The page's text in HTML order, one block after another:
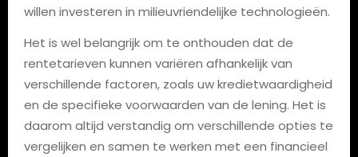
willen investeren in milieuvriendelijke technologieën.
Het is wel belangrijk om te onthouden dat de
rentetarieven kunnen variëren afhankelijk van
verschillende factoren, zoals uw kredietwaardigheid
en de specifieke voorwaarden van de lening. Het is
daarom altijd verstandig om verschillende opties te
vergelijken en samen te werken met een financieel